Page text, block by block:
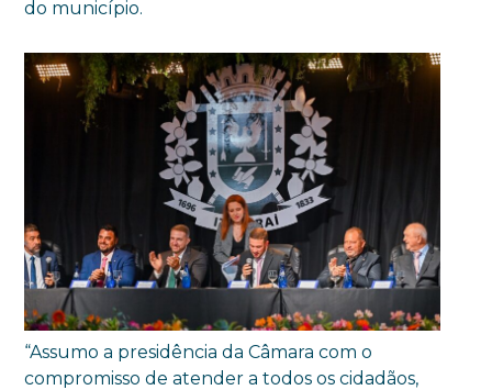
do município.
“Assumo a presidência da Câmara com o
compromisso de atender a todos os cidadãos,